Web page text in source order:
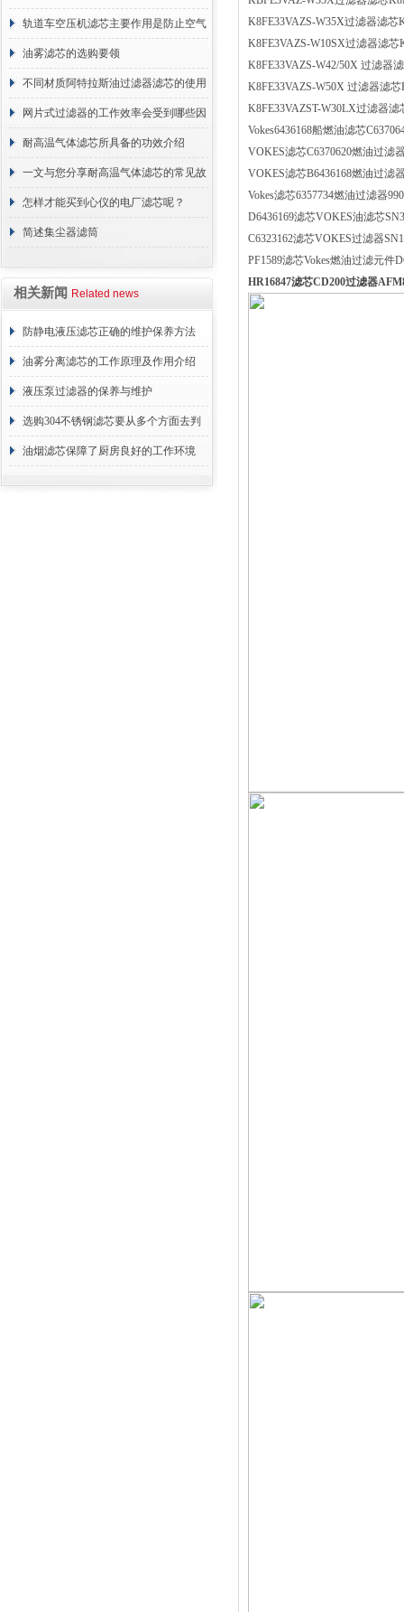
轨道车空压机滤芯主要作用是防止空气
中的杂质和油脂浓度升高
油雾滤芯的选购要领
不同材质阿特拉斯油过滤器滤芯的使用
周期区别介绍
网片式过滤器的工作效率会受到哪些因
素的影响？
耐高温气体滤芯所具备的功效介绍
一文与您分享耐高温气体滤芯的常见故
障相应解决方法
怎样才能买到心仪的电厂滤芯呢？
简述集尘器滤筒
相关新闻 Related news
防静电液压滤芯正确的维护保养方法
油雾分离滤芯的工作原理及作用介绍
液压泵过滤器的保养与维护
选购304不锈钢滤芯要从多个方面去判
断
油烟滤芯保障了厨房良好的工作环境
K8FE33VAZS-W35X过滤器滤
K8FE3VAZS-W10SX过滤器滤
K8FE33VAZS-W42/50X 过滤器
K8FE33VAZS-W50X 过滤器滤
K8FE33VAZST-W30LX过滤器
Vokes6436168船燃油滤芯
VOKES滤芯C6370620燃油过滤
VOKES滤芯B6436168燃油过滤
Vokes滤芯6357734燃油过滤器
D6436169滤芯VOKES油滤芯
C6323162滤芯VOKES过滤器
PF1589滤芯Vokes燃油过滤元件
HR16847滤芯CD200过滤器